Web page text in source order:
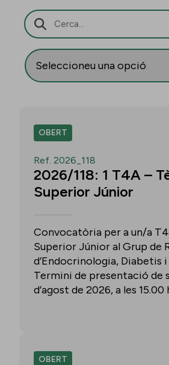
Barra de cerca
OBERT
Ref. 2026_118
2026/118: 1 T4A –
Superior Júnior
Convocatòria per a un/a
Superior Júnior al Grup de
d’Endocrinologia, Diabetis
Termini de presentació de
d’agost de 2026, a les 15.00
OBERT